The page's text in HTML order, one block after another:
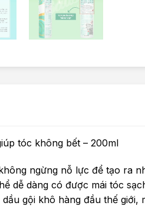
tóc không bết – 200ml
ngừng nỗ lực để tạo ra
dễ dàng có được mái tóc
gội khô hàng đầu thế giới,